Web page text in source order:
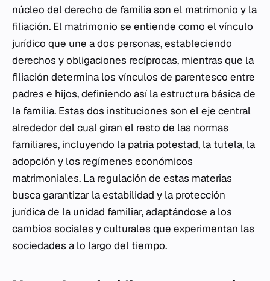
núcleo del derecho de familia son el matrimonio y la
filiación. El matrimonio se entiende como el vínculo
jurídico que une a dos personas, estableciendo
derechos y obligaciones recíprocas, mientras que la
filiación determina los vínculos de parentesco entre
padres e hijos, definiendo así la estructura básica de
la familia. Estas dos instituciones son el eje central
alrededor del cual giran el resto de las normas
familiares, incluyendo la patria potestad, la tutela, la
adopción y los regímenes económicos
matrimoniales. La regulación de estas materias
busca garantizar la estabilidad y la protección
jurídica de la unidad familiar, adaptándose a los
cambios sociales y culturales que experimentan las
sociedades a lo largo del tiempo.